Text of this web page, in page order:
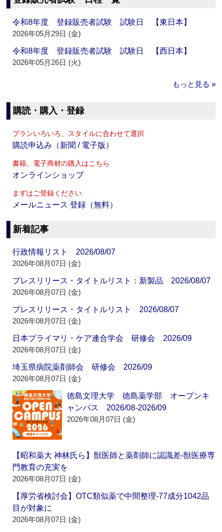
令和8年度 登録販売者試験 試験日 【東日本】
2026年05月29日 (金)
令和8年度 登録販売者試験 試験日 【西日本】
2026年05月26日 (火)
もっと見る »
購読・購入・登録
プランいろいろ、スタイルに合わせて選択
購読申込み（新聞 / 電子版）
書籍、電子商材の購入はこちら
オンラインショップ
まずはご登録ください
メールニュース 登録（無料）
新着記事
行政情報リスト 2026/08/07
2026年08月07日 (金)
プレスリリース・タイトルリスト：新製品 2026/08/07
2026年08月07日 (金)
プレスリリース・タイトルリスト 2026/08/07
2026年08月07日 (金)
日本プライマリ・ケア連合学会 研修会 2026/09
2026年08月07日 (金)
埼玉県病院薬剤師会 研修会 2026/09
2026年08月07日 (金)
徳島文理大学 徳島薬学部 オープンキ
ャンパス 2026/08-2026/09
2026年08月07日 (金)
【昭和薬大 神林氏ら】獣医師と薬剤師に認識差‐獣医療専
門教育の充実を
2026年08月07日 (金)
【厚労省検討会】OTC類似薬で中間整理‐77成分1042品
目が対象に
2026年08月07日 (金)